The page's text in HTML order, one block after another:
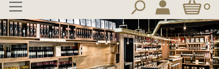
Carrello0
Salta
al
contenuto